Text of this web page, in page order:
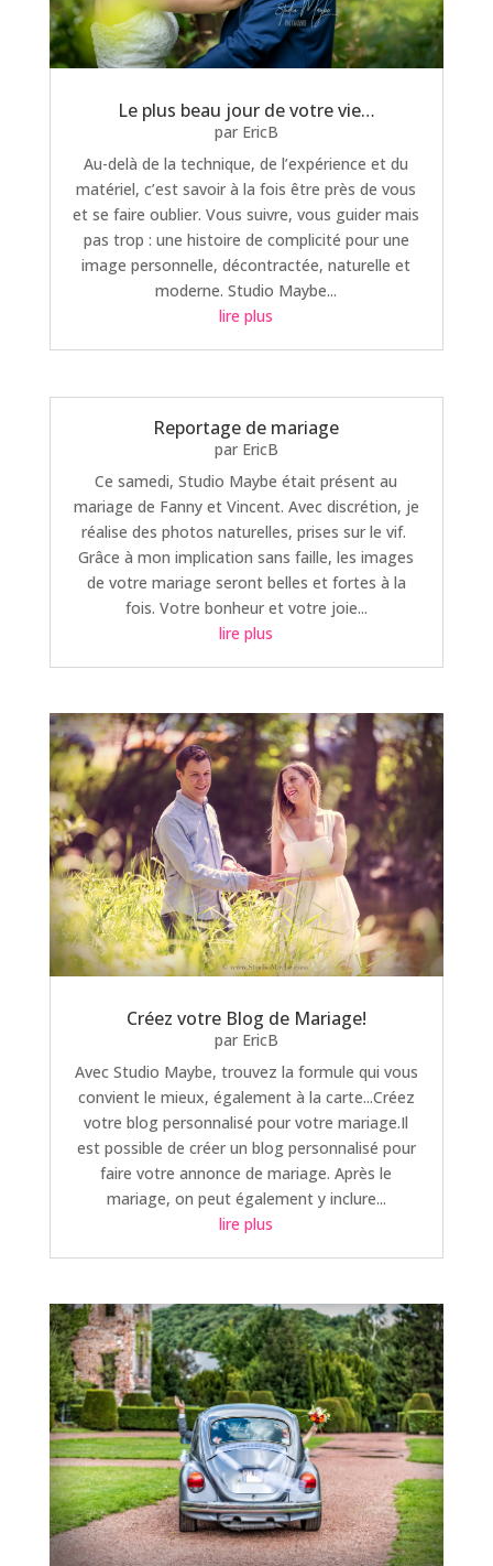
Le plus beau jour de votre vie…
par EricB
Au-delà de la technique, de l’expérience et du
matériel, c’est savoir à la fois être près de vous
et se faire oublier. Vous suivre, vous guider mais
pas trop : une histoire de complicité pour une
image personnelle, décontractée, naturelle et
moderne. Studio Maybe...
lire plus
Reportage de mariage
par EricB
Ce samedi, Studio Maybe était présent au
mariage de Fanny et Vincent. Avec discrétion, je
réalise des photos naturelles, prises sur le vif.
Grâce à mon implication sans faille, les images
de votre mariage seront belles et fortes à la
fois. Votre bonheur et votre joie...
lire plus
Créez votre Blog de Mariage!
par EricB
Avec Studio Maybe, trouvez la formule qui vous
convient le mieux, également à la carte...Créez
votre blog personnalisé pour votre mariage.Il
est possible de créer un blog personnalisé pour
faire votre annonce de mariage. Après le
mariage, on peut également y inclure...
lire plus